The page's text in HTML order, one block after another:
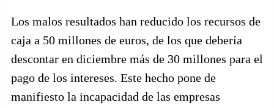
Los malos resultados han reducido los recursos de
caja a 50 millones de euros, de los que debería
descontar en diciembre más de 30 millones para el
pago de los intereses. Este hecho pone de
manifiesto la incapacidad de las empresas